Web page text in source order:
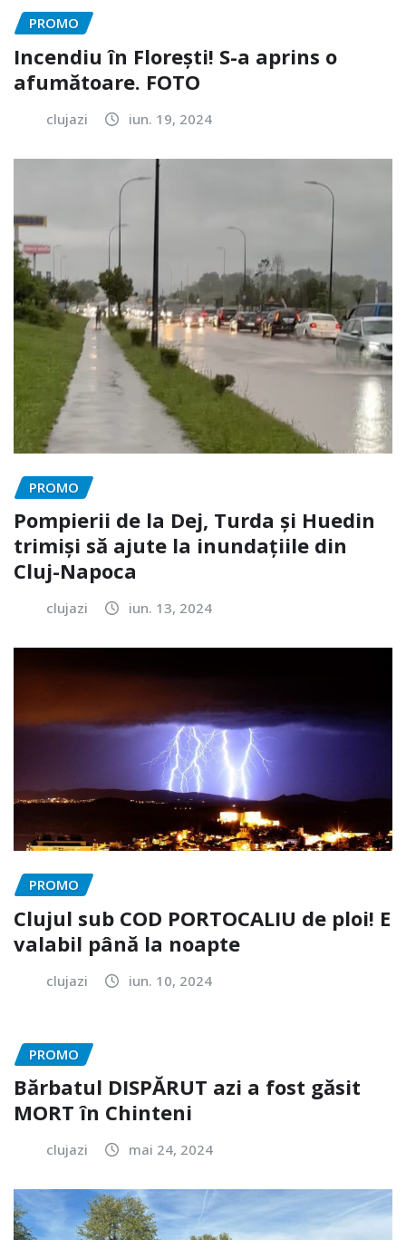
PROMO
Incendiu în Florești! S-a aprins o
afumătoare. FOTO
clujazi iun. 19, 2024
PROMO
Pompierii de la Dej, Turda și Huedin
trimiși să ajute la inundațiile din
Cluj-Napoca
clujazi iun. 13, 2024
PROMO
Clujul sub COD PORTOCALIU de ploi! E
valabil până la noapte
clujazi iun. 10, 2024
PROMO
Bărbatul DISPĂRUT azi a fost găsit
MORT în Chinteni
clujazi mai 24, 2024